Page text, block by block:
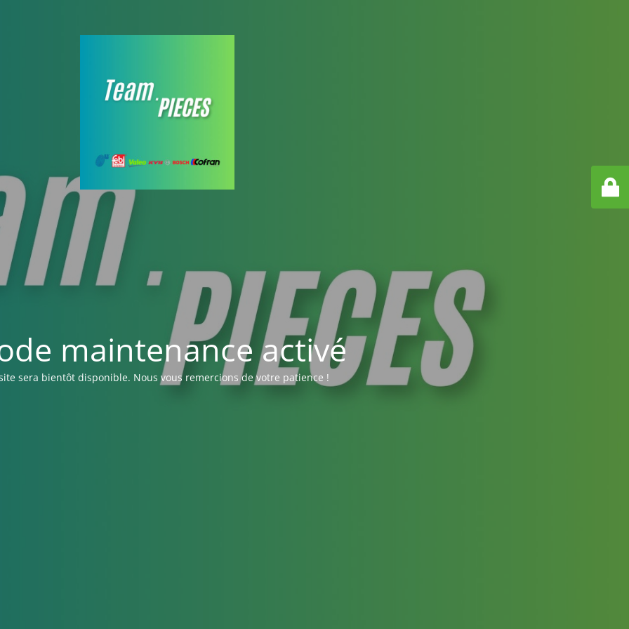
maintenance activé
sera bientôt disponible. Nous vous remercions de votre patience !